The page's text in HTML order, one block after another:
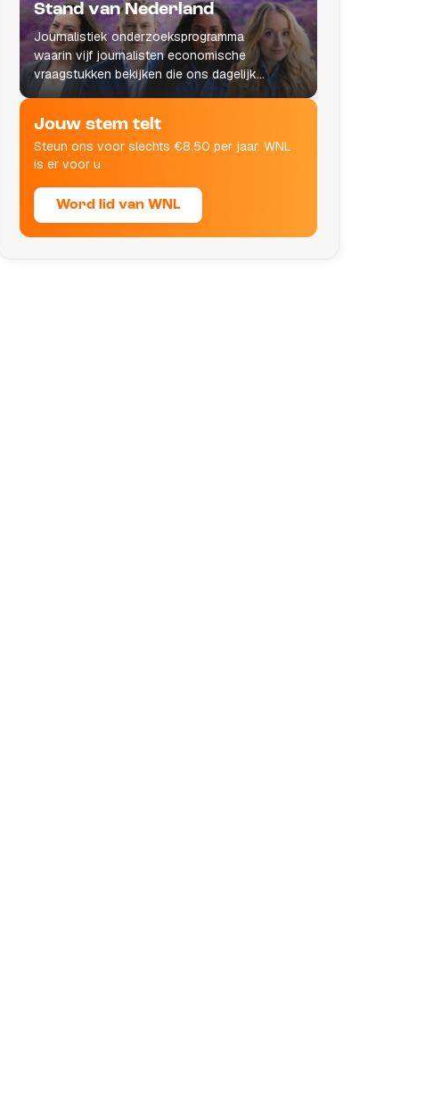
Stand van Nederland
Journalistiek onderzoeksprogramma
waarin vijf journalisten economische
vraagstukken bekijken die ons dagelijks
leven raken.
Jouw stem telt
Steun ons voor slechts €8,50 per jaar. WNL
is er voor u.
Word lid van WNL